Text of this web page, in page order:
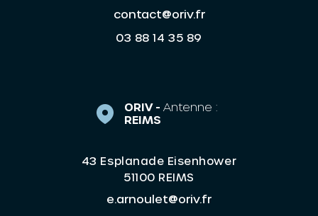
contact@oriv.fr
03 88 14 35 89
ORIV - Antenne :
REIMS
43 Esplanade Eisenhower
51100 REIMS
e.arnoulet@oriv.fr